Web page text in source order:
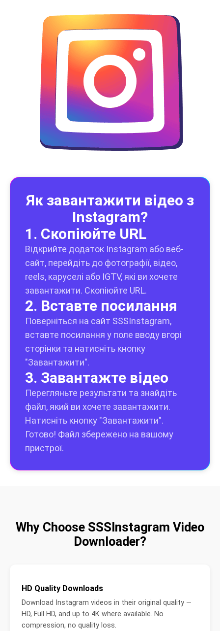
Як завантажити відео з
Instagram?
1. Скопіюйте URL
Відкрийте додаток Instagram або веб-
сайт, перейдіть до фотографії, відео,
reels, каруселі або IGTV, які ви хочете
завантажити. Скопіюйте URL.
2. Вставте посилання
Поверніться на сайт SSSInstagram,
вставте посилання у поле вводу вгорі
сторінки та натисніть кнопку
"Завантажити".
3. Завантажте відео
Перегляньте результати та знайдіть
файл, який ви хочете завантажити.
Натисніть кнопку "Завантажити".
Готово! Файл збережено на вашому
пристрої.
Why Choose SSSInstagram Video
Downloader?
HD Quality Downloads
Download Instagram videos in their original quality —
HD, Full HD, and up to 4K where available. No
compression, no quality loss.